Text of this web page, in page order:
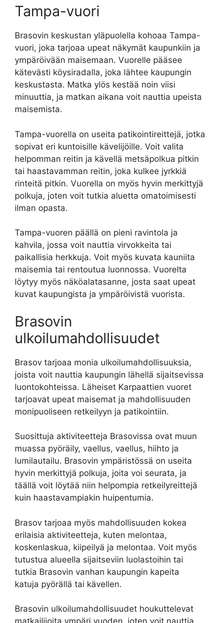
Tampa-vuori
Brasovin keskustan yläpuolella kohoaa Tampa-
vuori, joka tarjoaa upeat näkymät kaupunkiin ja
ympäröivään maisemaan. Vuorelle pääsee
kätevästi köysiradalla, joka lähtee kaupungin
keskustasta. Matka ylös kestää noin viisi
minuuttia, ja matkan aikana voit nauttia upeista
maisemista.
Tampa-vuorella on useita patikointireittejä, jotka
sopivat eri kuntoisille kävelijöille. Voit valita
helpomman reitin ja kävellä metsäpolkua pitkin
tai haastavamman reitin, joka kulkee jyrkkiä
rinteitä pitkin. Vuorella on myös hyvin merkittyjä
polkuja, joten voit tutkia aluetta omatoimisesti
ilman opasta.
Tampa-vuoren päällä on pieni ravintola ja
kahvila, jossa voit nauttia virvokkeita tai
paikallisia herkkuja. Voit myös kuvata kauniita
maisemia tai rentoutua luonnossa. Vuorelta
löytyy myös näköalatasanne, josta saat upeat
kuvat kaupungista ja ympäröivistä vuorista.
Brasovin
ulkoilumahdollisuudet
Brasov tarjoaa monia ulkoilumahdollisuuksia,
joista voit nauttia kaupungin lähellä sijaitsevissa
luontokohteissa. Läheiset Karpaattien vuoret
tarjoavat upeat maisemat ja mahdollisuuden
monipuoliseen retkeilyyn ja patikointiin.
Suosittuja aktiviteetteja Brasovissa ovat muun
muassa pyöräily, vaellus, vaellus, hiihto ja
lumilautailu. Brasovin ympäristössä on useita
hyvin merkittyjä polkuja, joita voi seurata, ja
täällä voit löytää niin helpompia retkeilyreittejä
kuin haastavampiakin huipentumia.
Brasov tarjoaa myös mahdollisuuden kokea
erilaisia ​​aktiviteetteja, kuten melontaa,
koskenlaskua, kiipeilyä ja melontaa. Voit myös
tutustua alueella sijaitseviin luolastoihin tai
tutkia Brasovin vanhan kaupungin kapeita
katuja pyörällä tai kävellen.
Brasovin ulkoilumahdollisuudet houkuttelevat